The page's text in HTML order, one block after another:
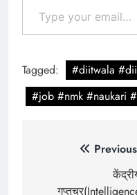
Tagged:
#diitwala
#job #nmk #naukari
navigation